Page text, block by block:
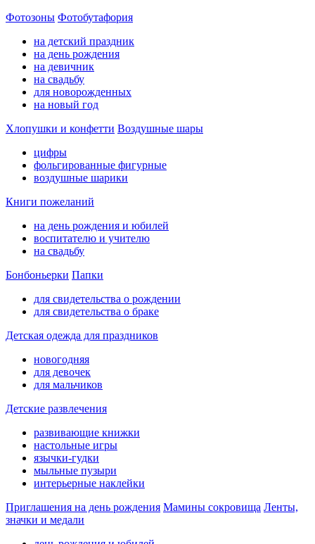
Фотозоны Фотобутафория
на детский праздник
на день рождения
на девичник
на свадьбу
для новорожденных
на новый год
Хлопушки и конфетти Воздушные шары
цифры
фольгированные фигурные
воздушные шарики
Книги пожеланий
на день рождения и юбилей
воспитателю и учителю
на свадьбу
Бонбоньерки Папки
для свидетельства о рождении
для свидетельства о браке
Детская одежда для праздников
новогодняя
для девочек
для мальчиков
Детские развлечения
развивающие книжки
настольные игры
язычки-гудки
мыльные пузыри
интерьерные наклейки
Приглашения на день рождения Мамины сокровища Ленты,
значки и медали